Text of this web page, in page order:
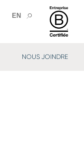
EN
NOUS JOINDRE